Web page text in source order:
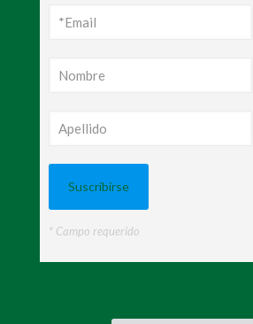
* Campo requerido